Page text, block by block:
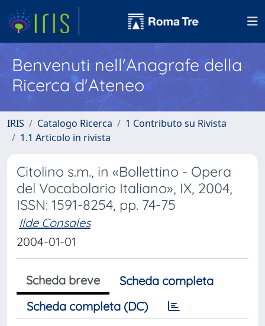
Benvenuti nell'Anagrafe della
Ricerca d'Ateneo
IRIS Catalogo Ricerca
1 Contributo su Rivista
1.1 Articolo in rivista
Citolino s.m., in «Bollettino - Opera
del Vocabolario Italiano», IX, 2004,
ISSN: 1591-8254, pp. 74-75
Ilde Consales
2004-01-01
Scheda breve
Scheda completa
Scheda completa (DC)